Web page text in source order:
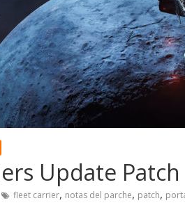
Update Patch
fleet carrier, notas del parche, patch,
de
14